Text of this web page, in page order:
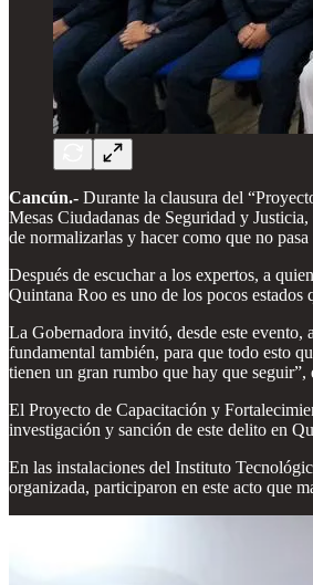
Cancún.- Durante la clausura del
Mesas Ciudadanas de Seguridad y
de normalizarlas y hacer como que no pasa
Después de escuchar a los expertos, a
Quintana Roo es uno de los pocos estados
La Gobernadora invitó, desde este evento,
fundamental también, para que todo esto
tienen un gran rumbo que hay que seguir”,
El Proyecto de Capacitación y
investigación y sanción de este delito en
En las instalaciones del Instituto
organizada, participaron en este acto que